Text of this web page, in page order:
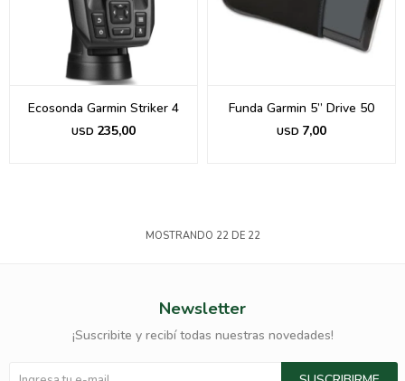
Ecosonda Garmin Striker 4
USD 235,00
Funda Garmin 5” Drive 50
USD 7,00
MOSTRANDO 22DE 22
Newsletter
¡Suscribite y recibí todas nuestras novedades!